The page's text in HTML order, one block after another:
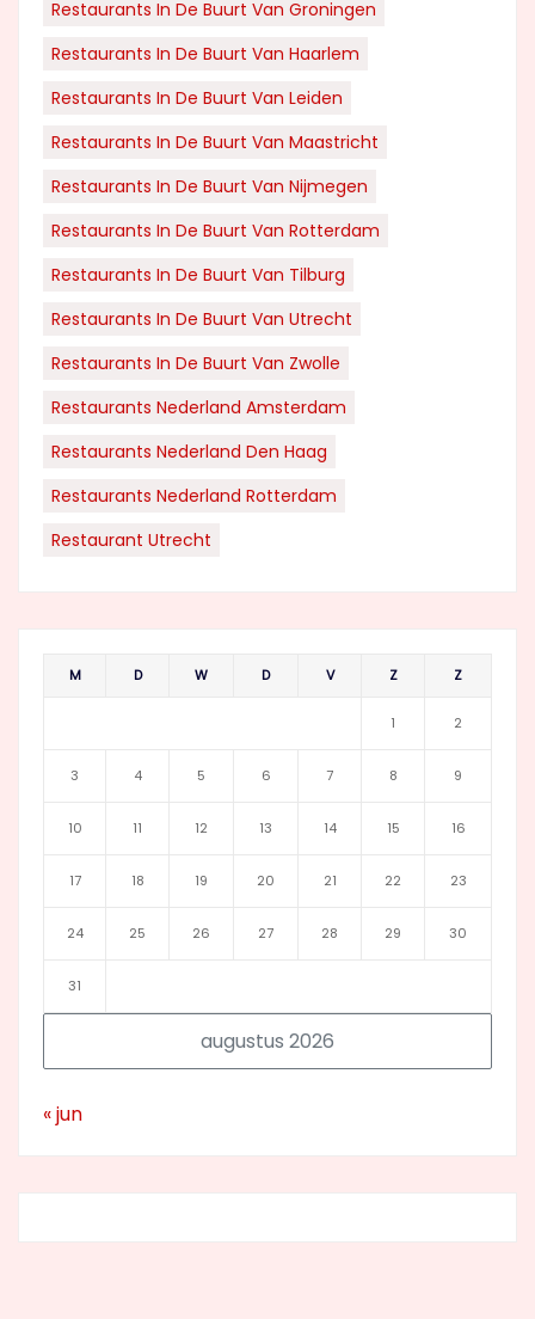
Restaurants In De Buurt Van Groningen
Restaurants In De Buurt Van Haarlem
Restaurants In De Buurt Van Leiden
Restaurants In De Buurt Van Maastricht
Restaurants In De Buurt Van Nijmegen
Restaurants In De Buurt Van Rotterdam
Restaurants In De Buurt Van Tilburg
Restaurants In De Buurt Van Utrecht
Restaurants In De Buurt Van Zwolle
Restaurants Nederland Amsterdam
Restaurants Nederland Den Haag
Restaurants Nederland Rotterdam
Restaurant Utrecht
augustus 2026
M D W D V Z Z
1 2
3 4 5 6 7 8 9
10 11 12 13 14 15 16
17 18 19 20 21 22 23
24 25 26 27 28 29 30
31
« jun